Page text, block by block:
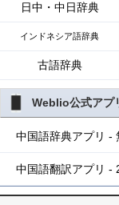
日中・中日辞典
インドネシア語辞典
古語辞典
Weblio公式アプ
中国語辞典アプリ -
中国語翻訳アプリ -